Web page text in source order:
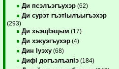
Ди псэлъэгъухэр (62)
Ди сурэт гъэтIылъыгъэхэр
(293)
Ди хьэщIэщым (17)
Ди хэкуэгъухэр (4)
Дин Iуэху (68)
ДифI догъэлъапIэ (184)